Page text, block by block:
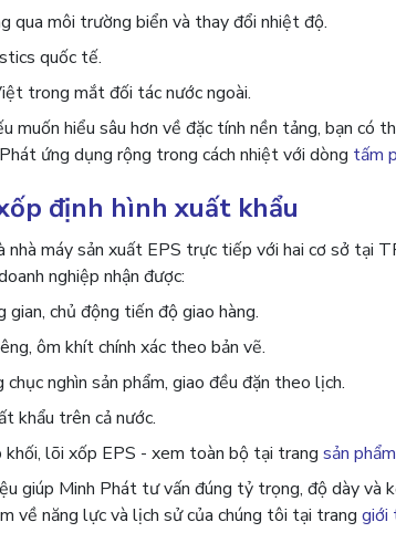
qua môi trường biển và thay đổi nhiệt độ.
quốc tế.
trong mắt đối tác nước ngoài.
hiểu sâu hơn về đặc tính nền tảng, bạn có
ứng dụng rộng trong cách nhiệt với dòng tấm
định hình xuất khẩu
nhà máy sản xuất EPS trực tiếp với hai cơ sở tại
nghiệp nhận được:
gian, chủ động tiến độ giao hàng.
ôm khít chính xác theo bản vẽ.
nghìn sản phẩm, giao đều đặn theo lịch.
khẩu trên cả nước.
khối, lõi xốp EPS - xem toàn bộ tại trang sản phẩm
giúp Minh Phát tư vấn đúng tỷ trọng, độ dày và
về năng lực và lịch sử của chúng tôi tại trang giới